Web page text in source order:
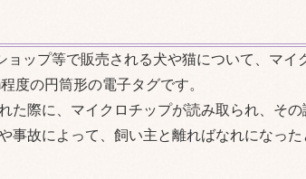
ップ等で販売される犬や猫について、マイ
度の円筒形の電子タグです。
た際に、マイクロチップが読み取られ、そ
事故によって、飼い主と離ればなれになっ